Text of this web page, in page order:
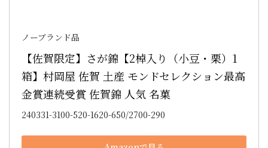
ノーブランド品
【佐賀限定】さが錦【2棹入り（小豆・栗）1
箱】村岡屋 佐賀 土産 モンドセレクション最高
金賞連続受賞 佐賀錦 人気 名菓
240331-3100-520-1620-650/2700-290